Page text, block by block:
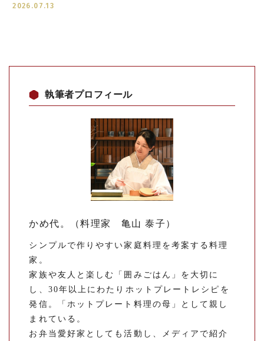
2026.07.13
執筆者プロフィール
かめ代。（料理家 亀山 泰子）
シンプルで作りやすい家庭料理を考案する料理
家。
家族や友人と楽しむ「囲みごはん」を大切に
し、30年以上にわたりホットプレートレシピを
発信。「ホットプレート料理の母」として親し
まれている。
お弁当愛好家としても活動し、メディアで紹介